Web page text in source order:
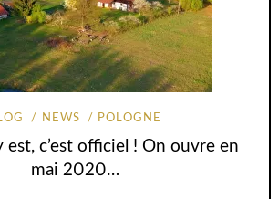
NEWS POLOGNE
est, c’est officiel ! On ouvre en
mai 2020…